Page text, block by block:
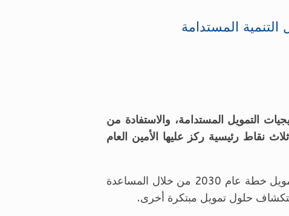
المستدامة
العالمية مع خطة عام 2030، وتعزيز استراتيجيات التمويل المستدامة، والاستفادة من
نقاط رئيسية ركز عليها الأمين العام
وأشاد الأمين العام أنطونيو غوتيريس في خطابه بالجهود التي يبذلها صندوق النقد الدولي لدعم تمويل خطة عام 2030 من خلال المساعدة
حلول تمويل مبتكرة أخرى.